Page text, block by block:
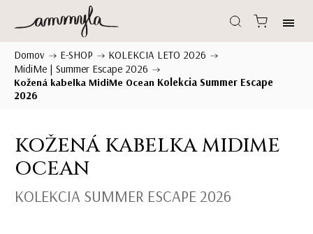
Domov / E-SHOP / KOLEKCIA LETO 2026 /
MidiMe | Summer Escape 2026 /
Kožená kabelka MidiMe Ocean Kolekcia Summer Escape
2026
KOŽENÁ KABELKA MIDIME
OCEAN
KOLEKCIA SUMMER ESCAPE 2026